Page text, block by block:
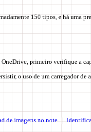
150 tipos, e há uma
primeiro verifique a
o uso de um carregador
de imagens no note｜